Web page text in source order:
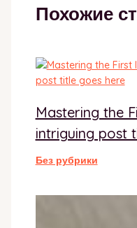
Похожие
Mastering the
intriguing post
Без рубрики